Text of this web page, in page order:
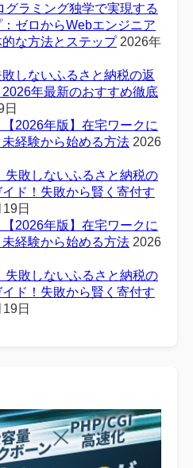
グラミング独学で実現する
ゼロからWebエンジニア
な方法とステップ 2026年
敗しないふるさと納税の返
年最新のおすすめ徹底
2026年版】在宅ワークに
経験から始める方法 2026
失敗しないふるさと納税の
ド！失敗から賢く寄付す
日
2026年版】在宅ワークに
経験から始める方法 2026
失敗しないふるさと納税の
ド！失敗から賢く寄付す
日